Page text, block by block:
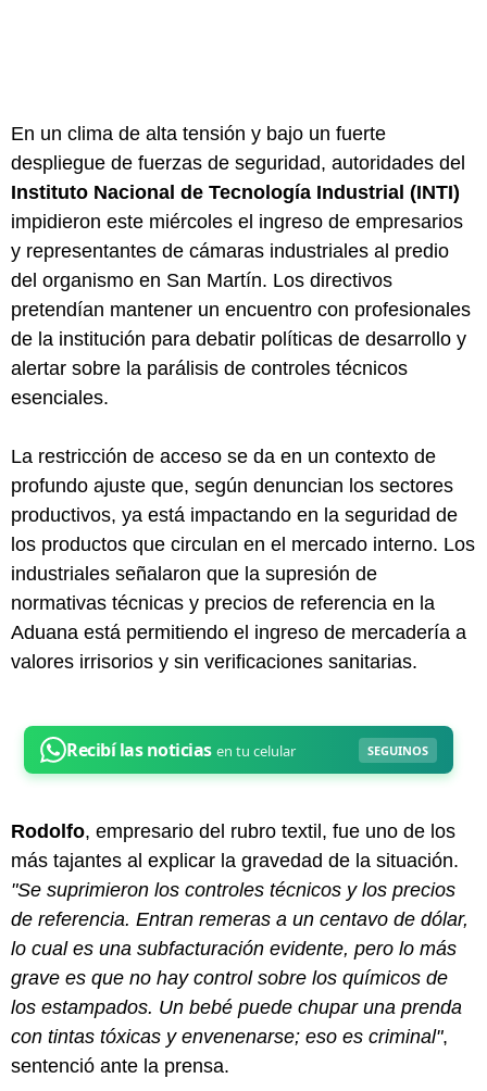
En un clima de alta tensión y bajo un fuerte
despliegue de fuerzas de seguridad, autoridades del
Instituto Nacional de Tecnología Industrial (INTI)
impidieron este miércoles el ingreso de empresarios
y representantes de cámaras industriales al predio
del organismo en San Martín. Los directivos
pretendían mantener un encuentro con profesionales
de la institución para debatir políticas de desarrollo y
alertar sobre la parálisis de controles técnicos
esenciales.
La restricción de acceso se da en un contexto de
profundo ajuste que, según denuncian los sectores
productivos, ya está impactando en la seguridad de
los productos que circulan en el mercado interno. Los
industriales señalaron que la supresión de
normativas técnicas y precios de referencia en la
Aduana está permitiendo el ingreso de mercadería a
valores irrisorios y sin verificaciones sanitarias.
Rodolfo, empresario del rubro textil, fue uno de los
más tajantes al explicar la gravedad de la situación.
"Se suprimieron los controles técnicos y los precios
de referencia. Entran remeras a un centavo de dólar,
lo cual es una subfacturación evidente, pero lo más
grave es que no hay control sobre los químicos de
los estampados. Un bebé puede chupar una prenda
con tintas tóxicas y envenenarse; eso es criminal",
sentenció ante la prensa.